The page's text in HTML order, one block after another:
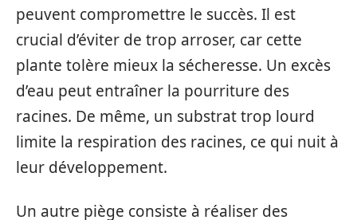
peuvent compromettre le succès. Il est
crucial d’éviter de trop arroser, car cette
plante tolère mieux la sécheresse. Un excès
d’eau peut entraîner la pourriture des
racines. De même, un substrat trop lourd
limite la respiration des racines, ce qui nuit à
leur développement.
Un autre piège consiste à réaliser des